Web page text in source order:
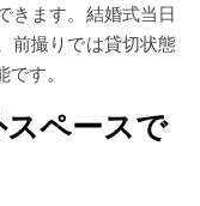
きます。結婚式当日
前撮りでは貸切状態
す。
ペースで